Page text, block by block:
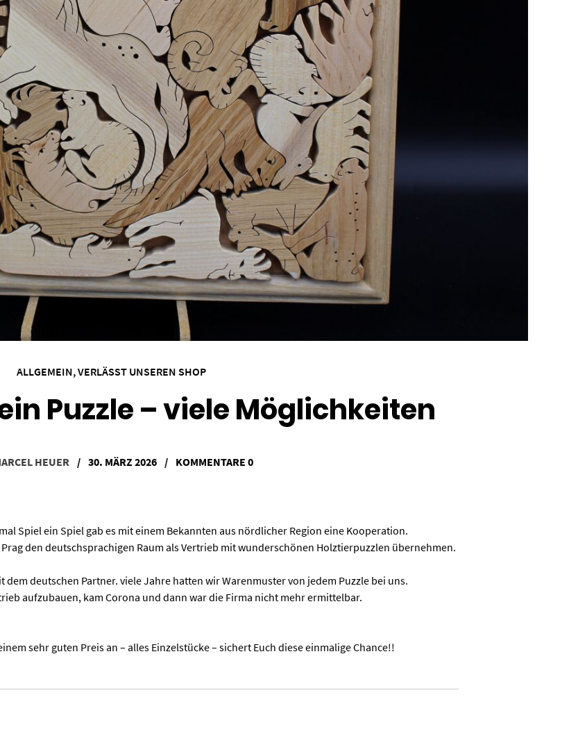
ALLGEMEIN,VERLÄSST UNSEREN SHOP
Puzzle – viele Möglichkeiten
HEUER / 30. MÄRZ 2026 / KOMMENTARE 0
Spiel ein Spiel gab es mit einem Bekannten aus nördlicher Region eine Kooperation.
den deutschsprachigen Raum als Vertrieb mit wunderschönen Holztierpuzzlen übernehmen.
deutschen Partner. viele Jahre hatten wir Warenmuster von jedem Puzzle bei uns.
aufzubauen, kam Corona und dann war die Firma nicht mehr ermittelbar.
sehr guten Preis an – alles Einzelstücke – sichert Euch diese einmalige Chance!!